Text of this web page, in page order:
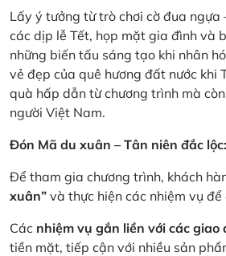
Lấy ý tưởng từ trò chơi cờ đua
các dịp lễ Tết, họp mặt gia đình và
những biến tấu sáng tạo khi nhân
vẻ đẹp của quê hương đất nước khi
quà hấp dẫn từ chương trình mà
người Việt Nam.
Đón Mã du xuân – Tân niên đắc lộc:
Để tham gia chương trình, khách
xuân” và thực hiện các nhiệm vụ
Các nhiệm vụ gắn liền với các giao
tiền mặt, tiếp cận với nhiều sản